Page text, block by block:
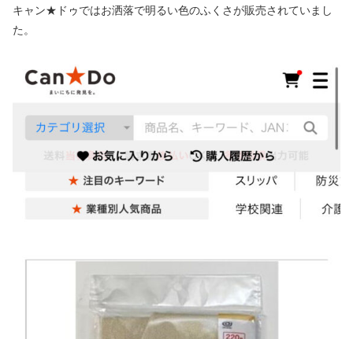
キャン★ドゥではお洒落で明るい色のふくさが販売されていまし
た。